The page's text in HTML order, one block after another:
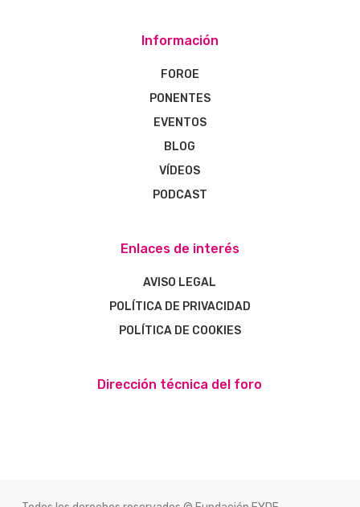
Información
FOROE
PONENTES
EVENTOS
BLOG
VÍDEOS
PODCAST
Enlaces de interés
AVISO LEGAL
POLÍTICA DE PRIVACIDAD
POLÍTICA DE COOKIES
Dirección técnica del foro